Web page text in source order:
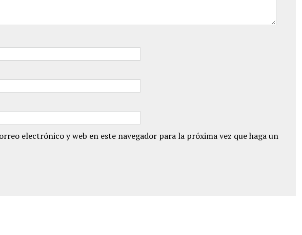
electrónico y web en este navegador para la próxima vez que haga un